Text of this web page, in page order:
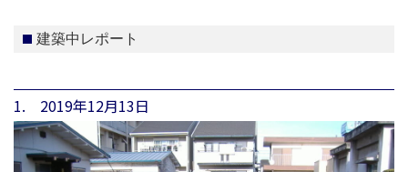
建築中レポート
1. 2019年12月13日